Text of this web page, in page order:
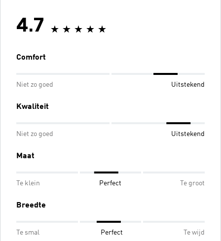
4.7
Comfort
Niet zo goed Uitstekend
Kwaliteit
Niet zo goed Uitstekend
Maat
Te klein Perfect Te groot
Breedte
Te smal Perfect Te wijd